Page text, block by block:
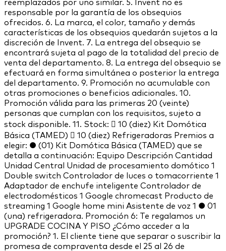
reemplazados por uno similar. 5. Invent no es
responsable por la garantía de los obsequios
ofrecidos. 6. La marca, el color, tamaño y demás
características de los obsequios quedarán sujetos a la
discreción de Invent. 7. La entrega del obsequio se
encontrará sujeta al pago de la totalidad del precio de
venta del departamento. 8. La entrega del obsequio se
efectuará en forma simultánea o posterior la entrega
del departamento. 9. Promoción no acumulable con
otras promociones o beneficios adicionales. 10.
Promoción válida para las primeras 20 (veinte)
personas que cumplan con los requisitos, sujeto a
stock disponible. 11. Stock:  10 (diez) Kit Domótica
Básica (TAMED)  10 (diez) Refrigeradoras Premios a
elegir: ● (01) Kit Domótica Básica (TAMED) que se
detalla a continuación: Equipo Descripción Cantidad
Unidad Central Unidad de procesamiento domótico 1
Double switch Controlador de luces o tomacorriente 1
Adaptador de enchufe inteligente Controlador de
electrodomésticos 1 Google chromecast Producto de
streaming 1 Google home mini Asistente de voz 1 ● 01
(una) refrigeradora. Promoción 6: Te regalamos un
UPGRADE COCINA Y PISO ¿Cómo acceder a la
promoción? 1. El cliente tiene que separar o suscribir la
promesa de compraventa desde el 25 al 26 de